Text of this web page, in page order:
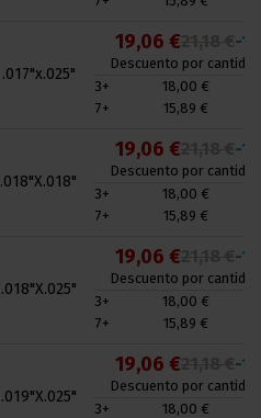
.017"x.025"
19,06 € -
Descuento por cantidad
3+
18,00 €
7+
15,89 €
.018"X.018"
19,06 € -
Descuento por cantidad
3+
18,00 €
7+
15,89 €
.018"X.025"
19,06 € -
Descuento por cantidad
3+
18,00 €
7+
15,89 €
.019"X.025"
19,06 € -
Descuento por cantidad
3+
18,00 €